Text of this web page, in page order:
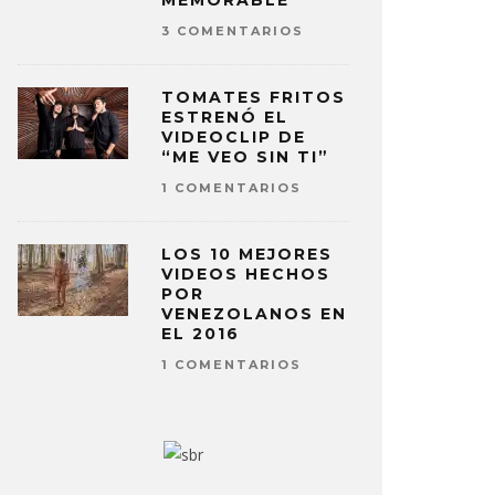
3 COMENTARIOS
TOMATES FRITOS
ESTRENÓ EL
VIDEOCLIP DE
“ME VEO SIN TI”
1 COMENTARIOS
LOS 10 MEJORES
VIDEOS HECHOS
POR
VENEZOLANOS EN
EL 2016
1 COMENTARIOS